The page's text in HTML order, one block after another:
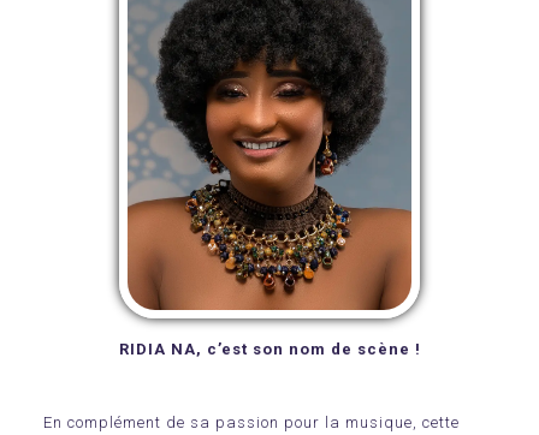
RIDIA NA, c’est son nom de scène !
En complément de sa passion pour la musique, cette